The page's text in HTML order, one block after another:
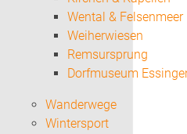
Wental & Felsenmeer
Weiherwiesen
Remsursprung
Dorfmuseum
Wanderwege
Wintersport